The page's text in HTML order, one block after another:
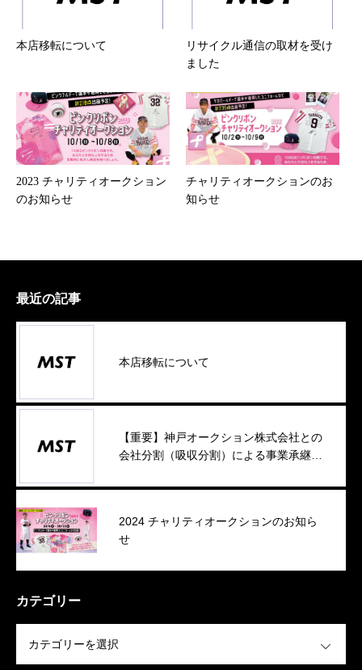
本店移転について
リサイクル通信の取材を受け
ました
2023 チャリティオークション
のお知らせ
チャリティオークションのお
知らせ
最近の記事
本店移転について
【重要】神戸オークション株式会社との
会社分割（吸収分割）による事業承継に
2024 チャリティオークションのお知ら
せ
カテゴリー